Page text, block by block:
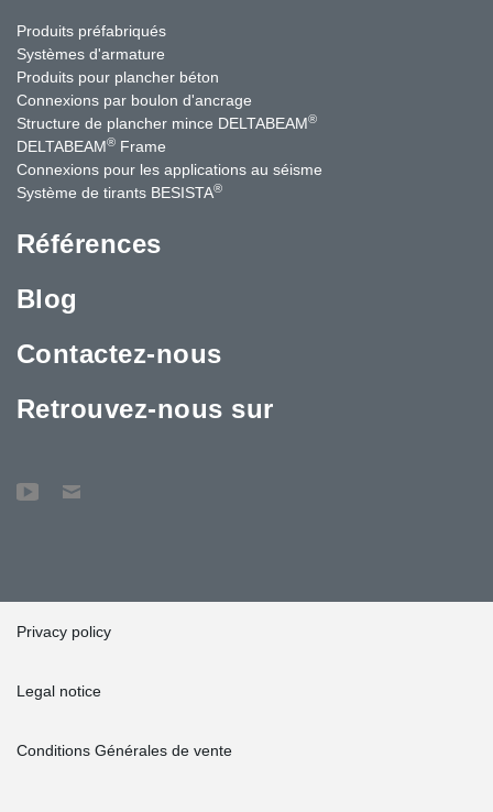
Produits préfabriqués
Systèmes d'armature
Produits pour plancher béton
Connexions par boulon d'ancrage
Structure de plancher mince DELTABEAM®
DELTABEAM® Frame
Connexions pour les applications au séisme
Système de tirants BESISTA®
Références
Blog
Contactez-nous
Retrouvez-nous sur
Privacy policy
Legal notice
Conditions Générales de vente